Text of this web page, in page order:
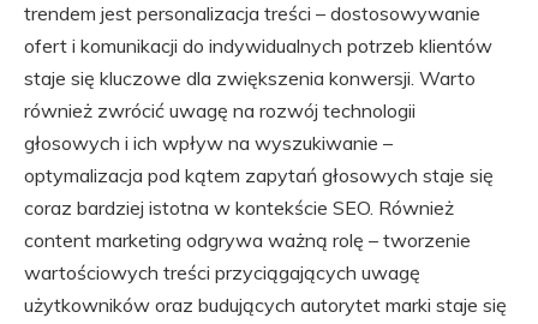
trendem jest personalizacja treści – dostosowywanie
ofert i komunikacji do indywidualnych potrzeb klientów
staje się kluczowe dla zwiększenia konwersji. Warto
również zwrócić uwagę na rozwój technologii
głosowych i ich wpływ na wyszukiwanie –
optymalizacja pod kątem zapytań głosowych staje się
coraz bardziej istotna w kontekście SEO. Również
content marketing odgrywa ważną rolę – tworzenie
wartościowych treści przyciągających uwagę
użytkowników oraz budujących autorytet marki staje się